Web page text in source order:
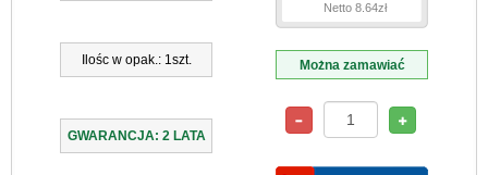
Ilośc w opak.: 1szt.
GWARANCJA: 2 LATA
Netto 8.64zł
Można zamawiać